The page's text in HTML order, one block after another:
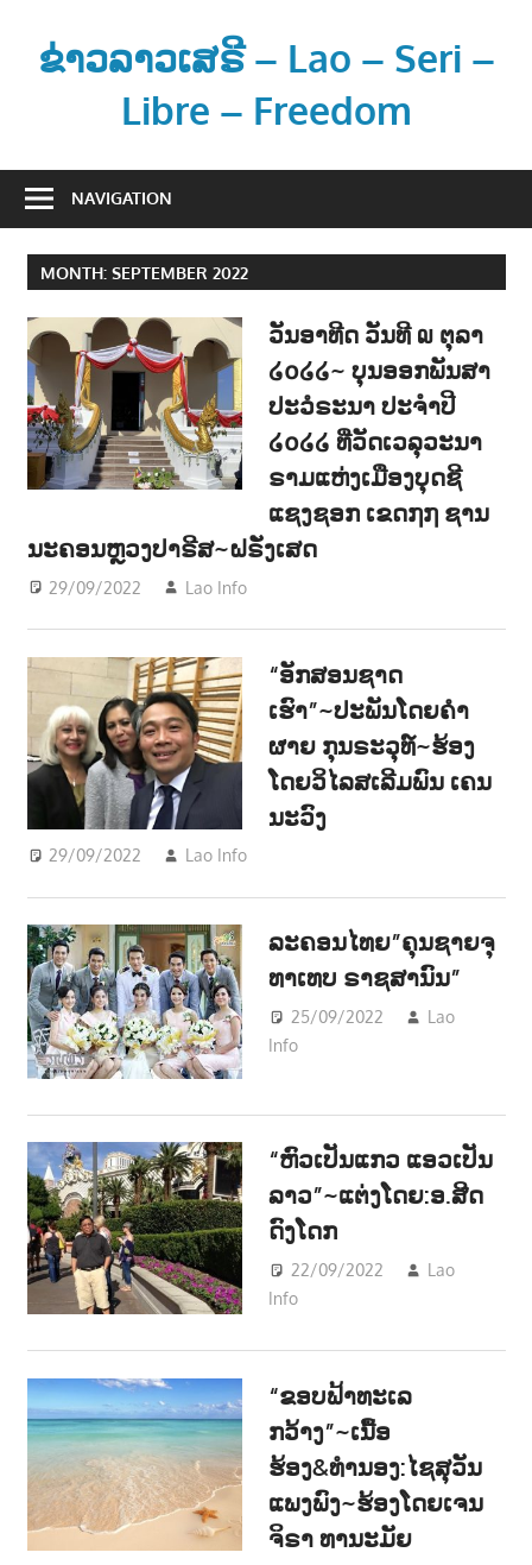
contentຂ່າວລາວເສຣີ – Lao – Seri –
Libre – Freedom
າ
ແ
ະ
ຂໍ້
ມູ
ນ
ຂ່
ວ
າ
ນ
NAVIGATION
MONTH: SEPTEMBER 2022
ວັນອາທີດ ວັນທີ ໙ ຕຸລາ
໒໐໒໒~ ບຸນອອກພັນສາ
ປະວໍຣະນາ ປະຈຳປີ
໒໐໒໒ ທີ່ວັດເວລຸວະນາ
ຣາມແຫ່ງເມືອງບຸດຊີ
ແຊງຊອກ ເຂດ໗໗ ຊານ
ນະຄອນຫຼວງປາຣີສ~ຝຣັ່ງເສດ
29/09/2022 Lao Info
“ອັກສອນຊາດ
ເຮົາ”~ປະພັນໂດຍຄຳ
ຜາຍ ກຸນຣະວຸທ໌~ຮ້ອງ
ໂດຍວິໄລສເລີມພົນ ເຄນ
ນະວົງ
29/09/2022 Lao Info
ລະຄອນໄທຍ”ຄຸນຊາຍຈຸ
ທາເທບ ຣາຊສານົນ”
25/09/2022
Lao
Info
“ຫົວເປັນແກວ ແອວເປັນ
ລາວ”~ແຕ່ງໂດຍ:ອ.ສີດ
ດົງໂດກ
22/09/2022
Lao
Info
“ຂອບຟ້າທະເລ
ກວ້າງ”~ເນື້ອ
ຮ້ອງ&ທຳນອງ:ໄຊສຸວັນ
ແພງພົງ~ຮ້ອງໂດຍເຈນ
ຈິຣາ ທານະມັຍ